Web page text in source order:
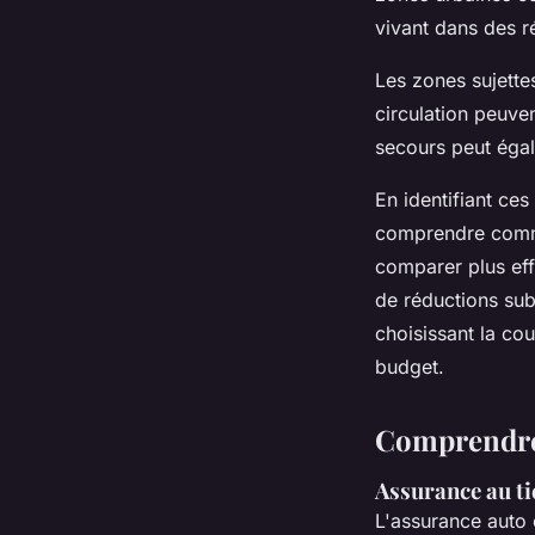
vivant dans des
Les zones
circulation
secours peut
En identifiant
comprendre
comparer plus
de réductions
choisissant la
budget.
Assurance au
L'assurance